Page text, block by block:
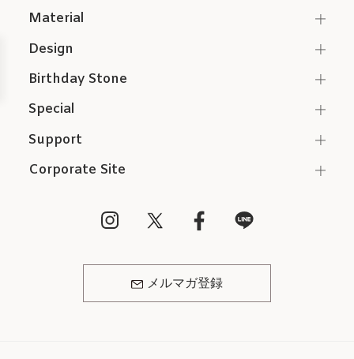
Support
Corporate Site
メルマガ登録
Material
Design
Birthday Stone
Special